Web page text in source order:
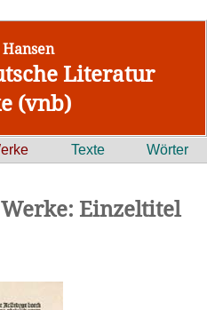
Literatur
(vnb)
Texte Wörter
Einzeltitel